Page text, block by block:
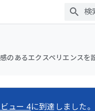
のあるエクスペリエンス
ュー 4に到達しました